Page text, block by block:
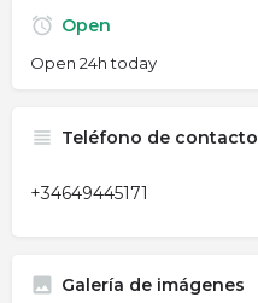
Open
Open 24h today
Teléfono de contacto
+34649445171
Galería de imágenes